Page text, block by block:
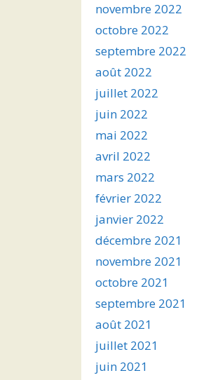
novembre 2022
octobre 2022
septembre 2022
août 2022
juillet 2022
juin 2022
mai 2022
avril 2022
mars 2022
février 2022
janvier 2022
décembre 2021
novembre 2021
octobre 2021
septembre 2021
août 2021
juillet 2021
juin 2021